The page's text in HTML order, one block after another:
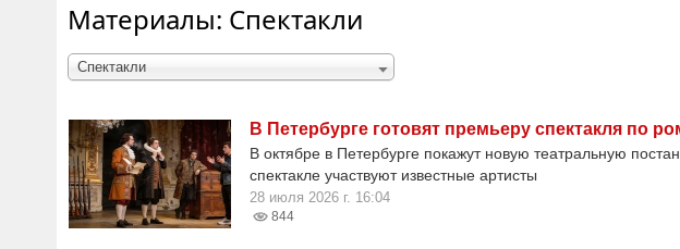
Материалы: Спектакли
Спектакли
В Петербурге готовят премьеру спектакля по
В октябре в Петербурге покажут новую театральную
спектакле участвуют известные артисты
28 июля 2026 г. 16:04
844